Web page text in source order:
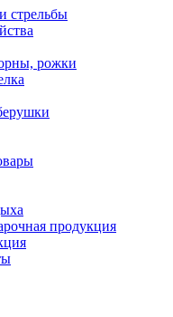
стрельбы
рожки
продукция